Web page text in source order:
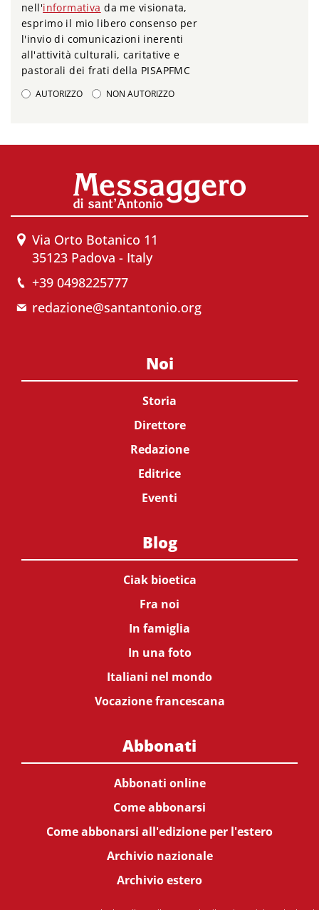
nell'informativa da me visionata,
esprimo il mio libero consenso per
l'invio di comunicazioni inerenti
all'attività culturali, caritative e
pastorali dei frati della PISAPFMC
AUTORIZZO NON AUTORIZZO
Via Orto Botanico 11
35123 Padova - Italy
+39 0498225777
redazione@santantonio.org
Noi
Storia
Direttore
Redazione
Editrice
Eventi
Blog
Ciak bioetica
Fra noi
In famiglia
In una foto
Italiani nel mondo
Vocazione francescana
Abbonati
Abbonati online
Come abbonarsi
Come abbonarsi all'edizione per l'estero
Archivio nazionale
Archivio estero